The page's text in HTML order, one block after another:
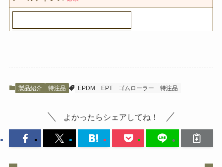
製品紹介 特注品 EPDM EPT ゴムローラー 特注品
よかったらシェアしてね！